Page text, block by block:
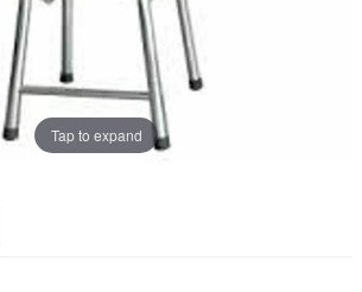
Tap to expand